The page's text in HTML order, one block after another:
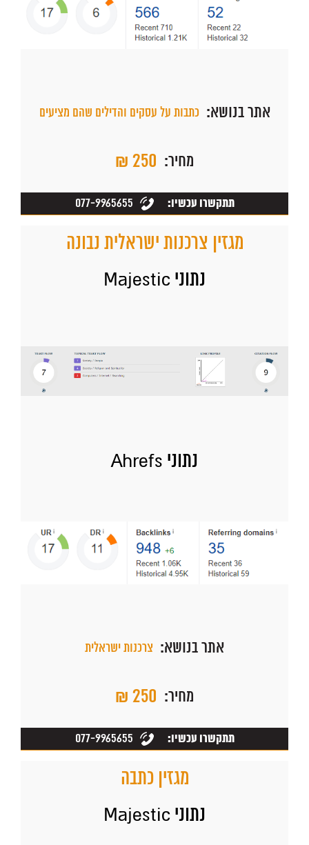
אתר בנושא: כתבות על עסקים והדילים שהם מציעים
מחיר: ₪ 250
תתקשרו עכשיו: 077-9965655
מגזין צרכנות ישראלית נבונה
נתוני Majestic
נתוני Ahrefs
אתר בנושא: צרכנות ישראלית
מחיר: ₪ 250
תתקשרו עכשיו: 077-9965655
מגזין כתבה
נתוני Majestic